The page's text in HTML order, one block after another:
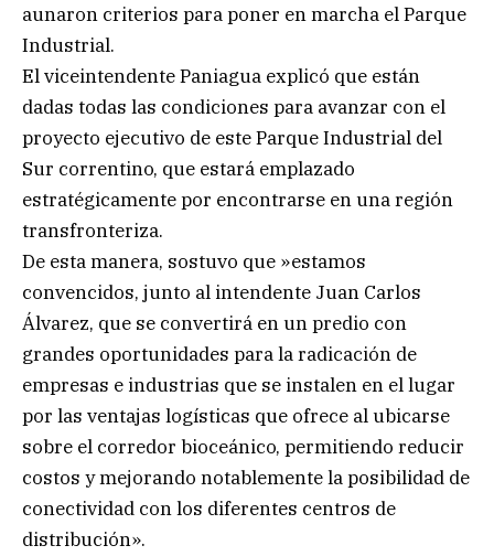
aunaron criterios para poner en marcha el Parque
Industrial.
El viceintendente Paniagua explicó que están
dadas todas las condiciones para avanzar con el
proyecto ejecutivo de este Parque Industrial del
Sur correntino, que estará emplazado
estratégicamente por encontrarse en una región
transfronteriza.
De esta manera, sostuvo que »estamos
convencidos, junto al intendente Juan Carlos
Álvarez, que se convertirá en un predio con
grandes oportunidades para la radicación de
empresas e industrias que se instalen en el lugar
por las ventajas logísticas que ofrece al ubicarse
sobre el corredor bioceánico, permitiendo reducir
costos y mejorando notablemente la posibilidad de
conectividad con los diferentes centros de
distribución».